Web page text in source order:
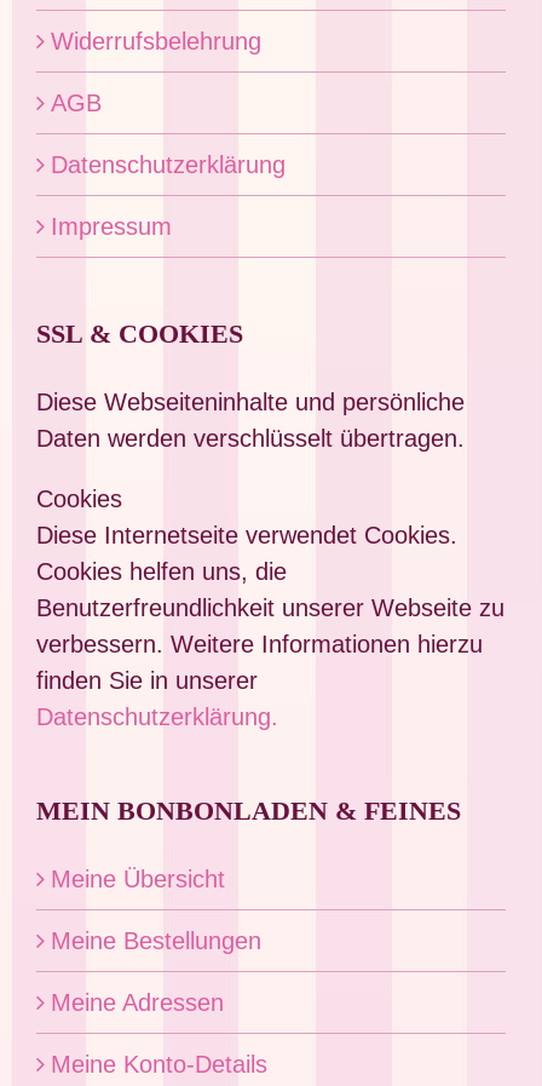
Widerrufsbelehrung
AGB
Datenschutzerklärung
Impressum
SSL & COOKIES
Diese Webseiteninhalte und persönliche
Daten werden verschlüsselt übertragen.
Cookies
Diese Internetseite verwendet Cookies.
Cookies helfen uns, die
Benutzerfreundlichkeit unserer Webseite zu
verbessern. Weitere Informationen hierzu
finden Sie in unserer
Datenschutzerklärung.
MEIN BONBONLADEN & FEINES
Meine Übersicht
Meine Bestellungen
Meine Adressen
Meine Konto-Details